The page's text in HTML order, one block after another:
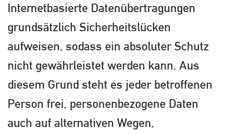
Internetbasierte Datenübertragungen
grundsätzlich Sicherheitslücken
aufweisen, sodass ein absoluter Schutz
nicht gewährleistet werden kann. Aus
diesem Grund steht es jeder betroffenen
Person frei, personenbezogene Daten
auch auf alternativen Wegen,